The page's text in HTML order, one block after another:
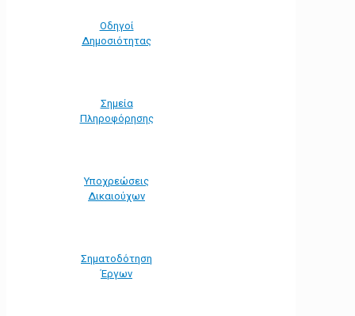
Οδηγοί
Δημοσιότητας
Σημεία
Πληροφόρησης
Υποχρεώσεις
Δικαιούχων
Σηματοδότηση
Έργων